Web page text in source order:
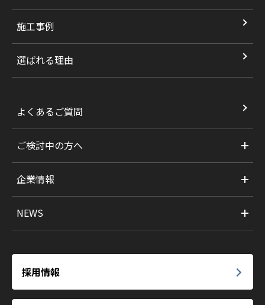
施工事例
選ばれる理由
よくあるご質問
ご検討中の方へ
企業情報
NEWS
採用情報